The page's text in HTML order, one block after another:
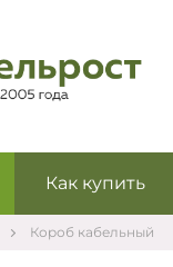
Как купить
Короб кабельный